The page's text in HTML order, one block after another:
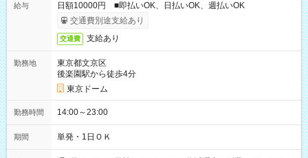
給与
日額10000円 ■即払いOK、日払いOK、週払いOK
交通費別途支給あり
交通費 支給あり
勤務地
東京都文京区
後楽園駅から徒歩4分
東京ドーム
勤務時間 14:00～23:00
期間 単発・1日ＯＫ